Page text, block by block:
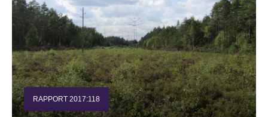
RAPPORT 2017:118